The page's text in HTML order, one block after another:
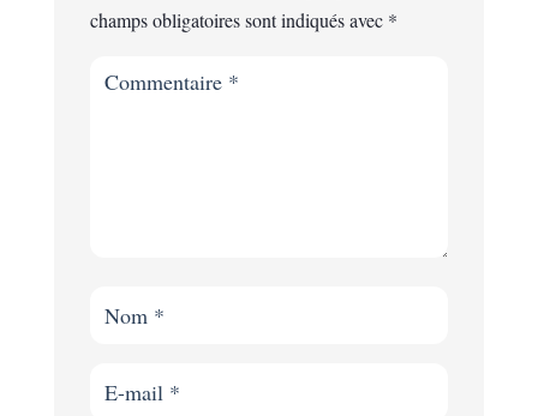
champs obligatoires sont indiqués avec *